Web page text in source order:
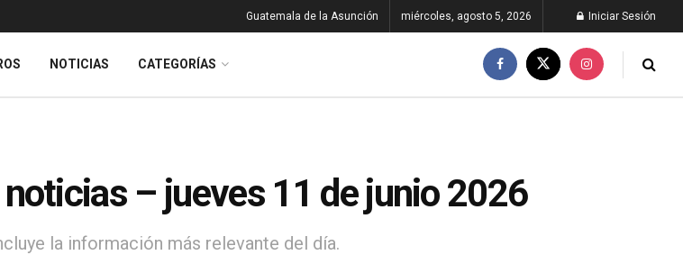
Guatemala de la Asunción miércoles, agosto 5, 2026 Iniciar Sesión
NOTICIAS CATEGORÍAS
– jueves 11 de junio 2026
la información más relevante del día.